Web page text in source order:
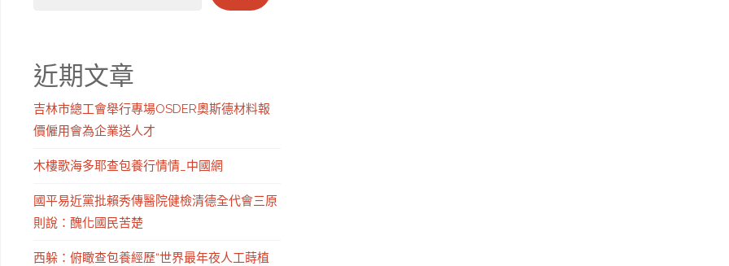
近期文章
吉林市總工會舉行專場OSDER奧斯德材料報
價僱用會為企業送人才
木樓歌海多耶查包養行情情_中國網
國平易近黨批賴秀傳醫院健檢清德全代會三原
則說：醜化國民苦楚
西躲：俯瞰查包養經歷“世界最年夜人工蒔植